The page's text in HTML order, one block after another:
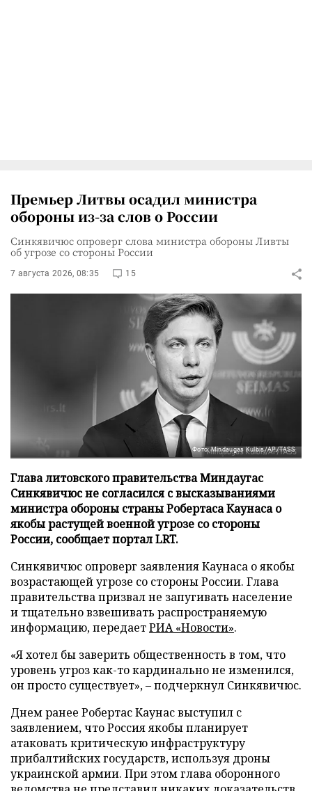
Премьер Литвы осадил министра
обороны из-за слов о России
Синкявичюс опроверг слова министра обороны Ливты
об угрозе со стороны России
7 августа 2026, 08:35 15
Фото: Mindaugas Kulbis/AP/TASS
Глава литовского правительства Миндаугас
Синкявичюс не согласился с высказываниями
министра обороны страны Робертаса Каунаса о
якобы растущей военной угрозе со стороны
России, сообщает портал LRT.
Синкявичюс опроверг заявления Каунаса о якобы
возрастающей угрозе со стороны России. Глава
правительства призвал не запугивать население
и тщательно взвешивать распространяемую
информацию, передаетРИА «Новости».
«Я хотел бы заверить общественность в том, что
уровень угроз как-то кардинально не изменился,
он просто существует», – подчеркнул Синкявичюс.
Днем ранее Робертас Каунас выступил с
заявлением, что Россия якобы планирует
атаковать критическую инфраструктуру
прибалтийских государств, используя дроны
украинской армии. При этом глава оборонного